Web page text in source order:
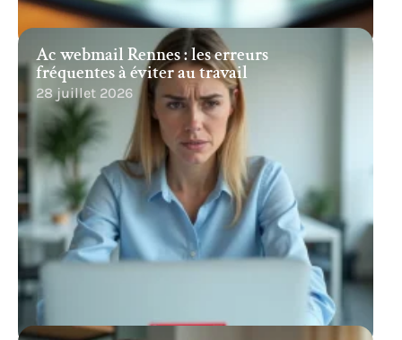
Ac webmail Rennes : les erreurs
fréquentes à éviter au travail
28 juillet 2026